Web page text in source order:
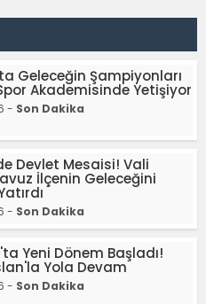
Geleceğin Şampiyonları
Akademisinde Yetişiyor
- Son Dakika
Devlet Mesaisi! Vali
İlçenin Geleceğini
- Son Dakika
Yeni Dönem Başladı!
Yola Devam
- Son Dakika